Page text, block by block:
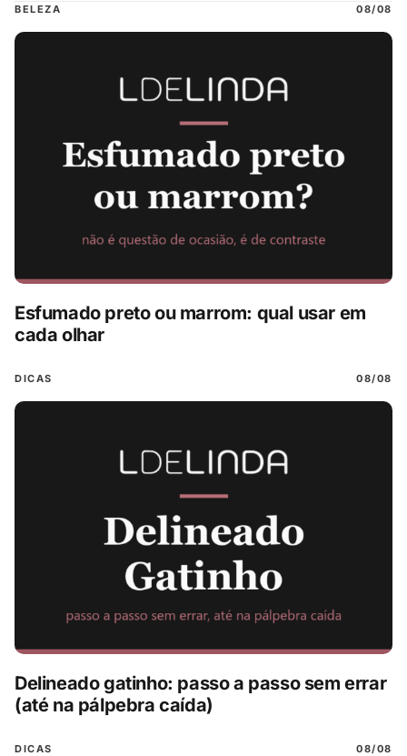
BELEZA 08/08
Esfumado preto ou marrom: qual usar em
cada olhar
DICAS 08/08
Delineado gatinho: passo a passo sem errar
(até na pálpebra caída)
DICAS 08/08